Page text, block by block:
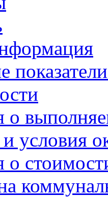
о
условия
о